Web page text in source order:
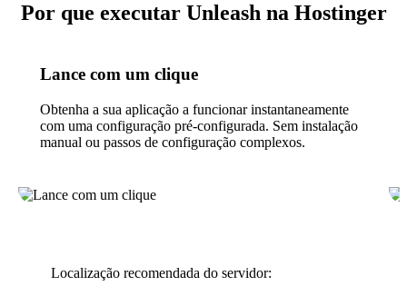
Por que executar Unleash na Hostinger
Lance com um clique
Obtenha a sua aplicação a funcionar instantaneamente
com uma configuração pré-configurada. Sem instalação
manual ou passos de configuração complexos.
Localização recomendada do servidor: